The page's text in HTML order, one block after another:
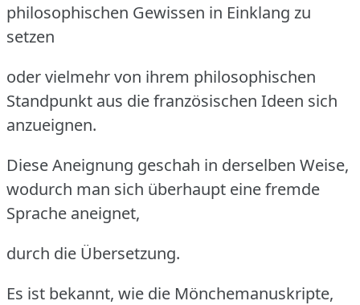
philosophischen Gewissen in Einklang zu
setzen
oder vielmehr von ihrem philosophischen
Standpunkt aus die französischen Ideen sich
anzueignen.
Diese Aneignung geschah in derselben Weise,
wodurch man sich überhaupt eine fremde
Sprache aneignet,
durch die Übersetzung.
Es ist bekannt, wie die Mönchemanuskripte,